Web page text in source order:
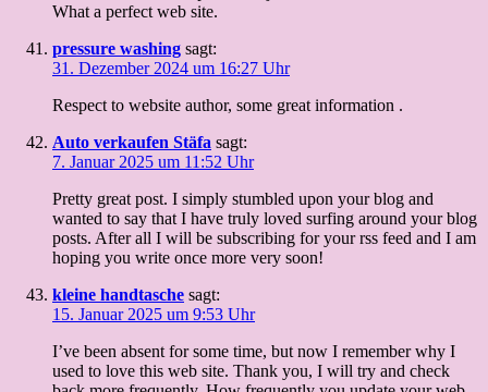
What a perfect web site.
pressure washing sagt:
31. Dezember 2024 um 16:27 Uhr
Respect to website author, some great information .
Auto verkaufen Stäfa sagt:
7. Januar 2025 um 11:52 Uhr
Pretty great post. I simply stumbled upon your blog and
wanted to say that I have truly loved surfing around your blog
posts. After all I will be subscribing for your rss feed and I am
hoping you write once more very soon!
kleine handtasche sagt:
15. Januar 2025 um 9:53 Uhr
I’ve been absent for some time, but now I remember why I
used to love this web site. Thank you, I will try and check